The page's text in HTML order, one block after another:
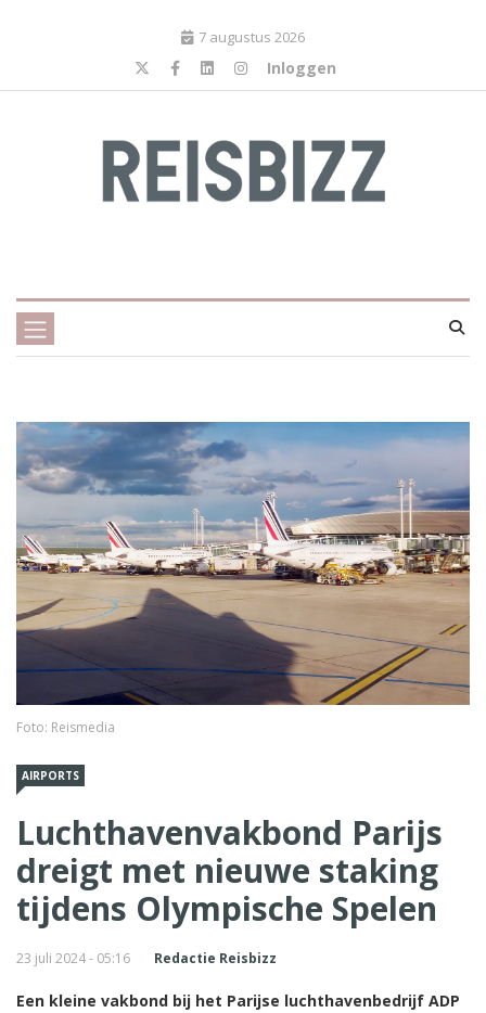
7 augustus 2026
Inloggen
Foto: Reismedia
AIRPORTS
Luchthavenvakbond Parijs
dreigt met nieuwe staking
tijdens Olympische Spelen
23 juli 2024 - 05:16 Redactie Reisbizz
Een kleine vakbond bij het Parijse luchthavenbedrijf ADP